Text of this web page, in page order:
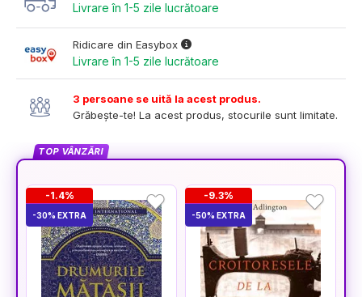
Livrare în 1-5 zile lucrătoare
Ridicare din Easybox
Livrare în 1-5 zile lucrătoare
3 persoane se uită la acest produs.
Grăbește-te! La acest produs, stocurile sunt limitate.
TOP VÂNZĂRI
-1.4%
-30% EXTRA
-9.3%
-50% EXTRA